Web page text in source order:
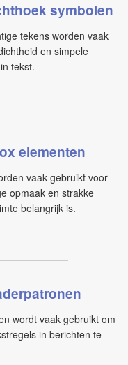
symbolen
tekens worden vaak
en simpele
tekst.
elementen
vaak gebruikt voor
opmaak en strakke
belangrijk is.
wordt vaak gebruikt om
in berichten te